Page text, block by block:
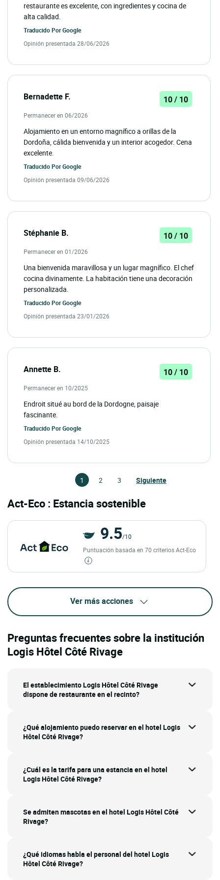
restaurante es excelente, con ingredientes y cocina de
alta calidad.
Traducido PorGoogle
Opinión presentada 28/06/2026
Bernadette F. 10 / 10
Permanecer en 06/2026
Alojamiento en un entorno magnífico a orillas de la
Dordoña, cálida bienvenida y un interior acogedor. Cena
excelente.
Traducido PorGoogle
Opinión presentada 09/06/2026
Stéphanie B. 10 / 10
Permanecer en 01/2026
Una bienvenida maravillosa y un lugar magnífico. El chef
cocina divinamente. La habitación tiene una decoración
personalizada.
Traducido PorGoogle
Opinión presentada 23/01/2026
Annette B. 10 / 10
Permanecer en 10/2025
Endroit situé au bord de la Dordogne, paisaje
fascinante.
Traducido PorGoogle
Opinión presentada 14/10/2025
1 2 3 Siguiente
Act-Eco : Estancia sostenible
9.5/10
Puntuación basada en 70 criterios Act-Eco
Ver más acciones
Preguntas frecuentes sobre la institución
Logis Hôtel Côté Rivage
El establecimiento Logis Hôtel Côté Rivage
dispone de restaurante en el recinto?
¿Qué alojamiento puedo reservar en el hotel Logis
Hôtel Côté Rivage?
¿Cuál es la tarifa para una estancia en el hotel
Logis Hôtel Côté Rivage?
Se admiten mascotas en el hotel Logis Hôtel Côté
Rivage?
¿Qué idiomas habla el personal del hotel Logis
Hôtel Côté Rivage?